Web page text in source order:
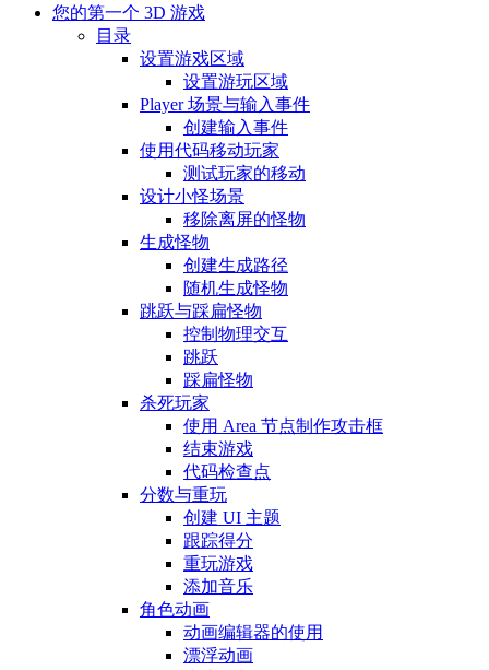
您的第一个 3D 游戏
目录
设置游戏区域
设置游玩区域
Player 场景与输入事件
创建输入事件
使用代码移动玩家
测试玩家的移动
设计小怪场景
移除离屏的怪物
生成怪物
创建生成路径
随机生成怪物
跳跃与踩扁怪物
控制物理交互
跳跃
踩扁怪物
杀死玩家
使用 Area 节点制作攻击框
结束游戏
代码检查点
分数与重玩
创建 UI 主题
跟踪得分
重玩游戏
添加音乐
角色动画
动画编辑器的使用
漂浮动画